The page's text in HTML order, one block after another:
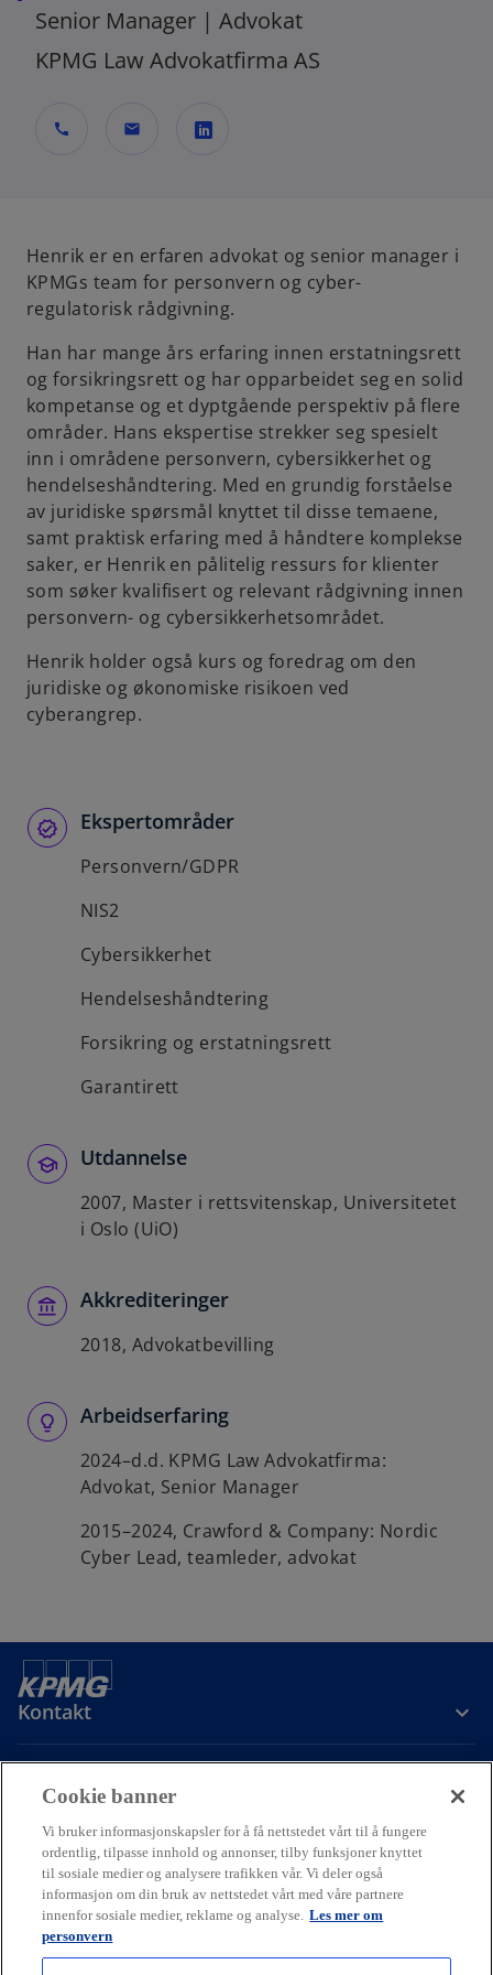
Senior Manager | Advokat
KPMG Law Advokatfirma AS
call mail
n
s
i
a
n
e
w
t
a
b
Henrik er en erfaren advokat og senior manager i
KPMGs team for personvern og cyber-
regulatorisk rådgivning.
Han har mange års erfaring innen erstatningsrett
og forsikringsrett og har opparbeidet seg en solid
kompetanse og et dyptgående perspektiv på flere
områder. Hans ekspertise strekker seg spesielt
inn i områdene personvern, cybersikkerhet og
hendelseshåndtering. Med en grundig forståelse
av juridiske spørsmål knyttet til disse temaene,
samt praktisk erfaring med å håndtere komplekse
saker, er Henrik en pålitelig ressurs for klienter
som søker kvalifisert og relevant rådgivning innen
personvern- og cybersikkerhetsområdet.
Henrik holder også kurs og foredrag om den
juridiske og økonomiske risikoen ved
cyberangrep.
Ekspertområder
Personvern/GDPR
NIS2
Cybersikkerhet
Hendelseshåndtering
Forsikring og erstatningsrett
Garantirett
Utdannelse
2007, Master i rettsvitenskap, Universitetet
i Oslo (UiO)
Akkrediteringer
2018, Advokatbevilling
Arbeidserfaring
2024–d.d. KPMG Law Advokatfirma:
Advokat, Senior Manager
2015–2024, Crawford & Company: Nordic
Cyber Lead, teamleder, advokat
Kontakt
Om oss
Karriere
o
e
o
p
e
o
p
e
Cookie banner
Vi bruker informasjonskapsler for å få nettstedet vårt til å fungere
ordentlig, tilpasse innhold og annonser, tilby funksjoner knyttet
til sosiale medier og analysere trafikken vår. Vi deler også
informasjon om din bruk av nettstedet vårt med våre partnere
innenfor sosiale medier, reklame og analyse. Les mer om
personvern